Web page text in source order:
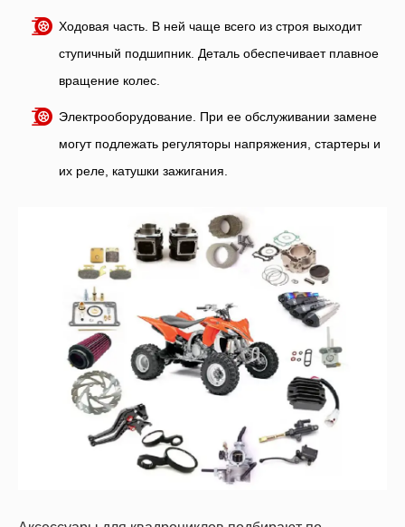
Ходовая часть. В ней чаще всего из строя выходит
ступичный подшипник. Деталь обеспечивает плавное
вращение колес.
Электрооборудование. При ее обслуживании замене
могут подлежать регуляторы напряжения, стартеры и
их реле, катушки зажигания.